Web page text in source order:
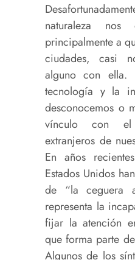
naturaleza
principalmente a
ciudades, casi
alguno con ella.
tecnología y la
desconocemos o
vínculo con el
extranjeros de
En años
Estados Unidos
de “la ceguera
representa la
fijar la atención
que forma parte
Algunos de los